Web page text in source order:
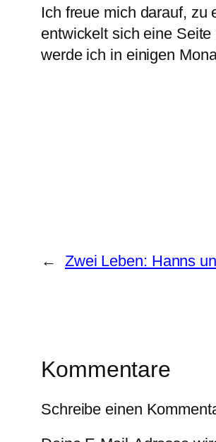
Ich freue mich darauf, zu
entwickelt sich eine
werde ich in einigen
← Zwei Leben: Hanns
Kommentare
Schreibe einen